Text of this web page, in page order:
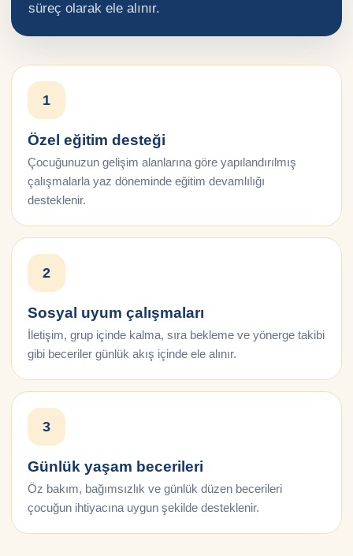
süreç olarak ele alınır.
1
Özel eğitim desteği
Çocuğunuzun gelişim alanlarına göre yapılandırılmış
çalışmalarla yaz döneminde eğitim devamlılığı
desteklenir.
2
Sosyal uyum çalışmaları
İletişim, grup içinde kalma, sıra bekleme ve yönerge takibi
gibi beceriler günlük akış içinde ele alınır.
3
Günlük yaşam becerileri
Öz bakım, bağımsızlık ve günlük düzen becerileri
çocuğun ihtiyacına uygun şekilde desteklenir.